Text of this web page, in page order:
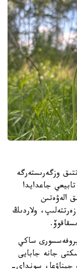
وزگەرىستەرگە
جاعدايدا
الەۋەتىن
ولاردىڭ
ساكي
جانە جابايى